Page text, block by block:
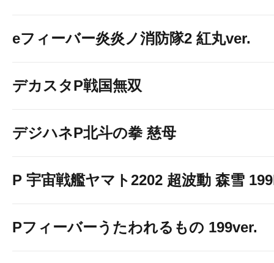
eフィーバー炎炎ノ消防隊2 紅丸ver.
デカスタP戦国無双
デジハネP北斗の拳 慈母
P 宇宙戦艦ヤマト2202 超波動 森雪
Pフィーバーうたわれるもの 199ver.